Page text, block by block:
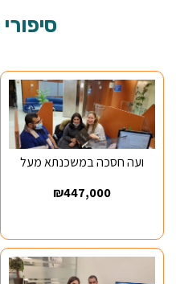
סיפורי
ועה חסכה במשכנתא מעל
₪447,000